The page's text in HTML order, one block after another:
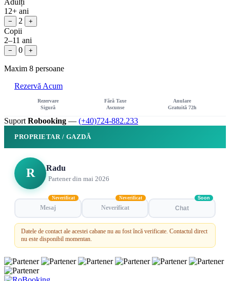
12+ ani
− 2 +
Copii
2–11 ani
− 0 +
Maxim 8 persoane
Rezervă Acum
Rezervare
Sigură
Fără Taxe
Ascunse
Anulare
Gratuită 72h
Suport Robooking — (+40)724-882.233
PROPRIETAR / GAZDĂ
R Radu
Partener din mai 2026
Mesaj
Neverificat
Neverificat
Neverificat
Chat
Soon
Datele de contact ale acestei cabane nu au fost încă verificate. Contactul direct
nu este disponibil momentan.